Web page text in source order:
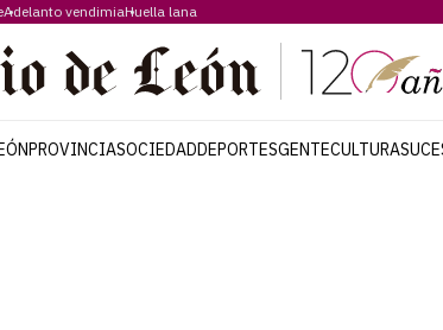
Adelanto vendimiaHuella lana
PROVINCIASOCIEDADDEPORTESGENTECULTURA